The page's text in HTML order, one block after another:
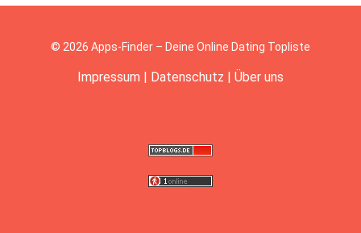
© 2026 Apps-Finder – Deine Online Dating Topliste
Impressum | Datenschutz | Über uns